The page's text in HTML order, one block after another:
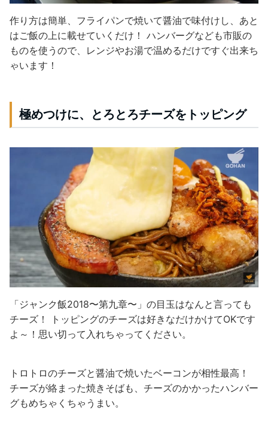
作り方は簡単、フライパンで焼いて醤油で味付けし、あと
はご飯の上に載せていくだけ！ ハンバーグなども市販の
ものを使うので、 レンジやお湯で温めるだけですぐ出来ち
ゃいます！
極めつけに、とろとろチーズをトッピング
「ジャンク飯2018〜第九章〜」 の目玉はなんと言っても
チーズ！ トッピングのチーズは好きなだけかけてOKです
よ～！思い切って入れちゃってください。
トロトロのチーズと醤油で焼いたベーコンが相性最高！
チーズが絡まった焼きそばも、チーズのかかったハンバー
グもめちゃくちゃうまい。